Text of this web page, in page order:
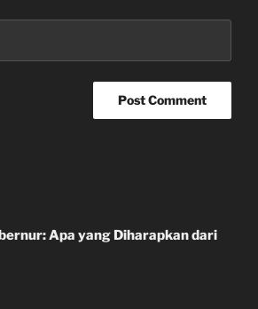
Apa yang Diharapkan dari